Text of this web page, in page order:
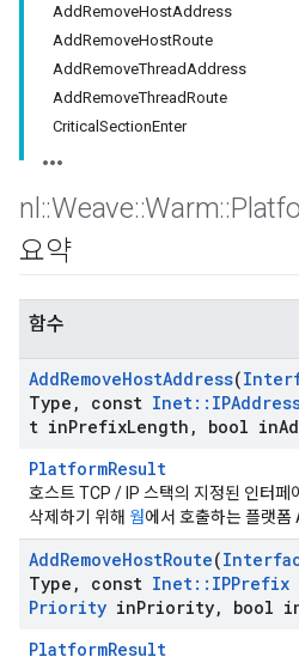
AddRemoveHostAddress
AddRemoveHostRoute
AddRemoveThreadAddress
AddRemoveThreadRoute
CriticalSectionEnter
nl ::Weave::Warm::
요약
함수
AddRemoveHostAddress(
Type , const Inet::
t inPrefixLength , bool in
PlatformResult
호스트 TCP / IP 스택의 지정된 인터페
삭제하기 위해 웜에서 호출하는 플랫폼
AddRemoveHostRoute(
Type , const Inet:: IPPrefix
Priority inPriority, bool
PlatformResult